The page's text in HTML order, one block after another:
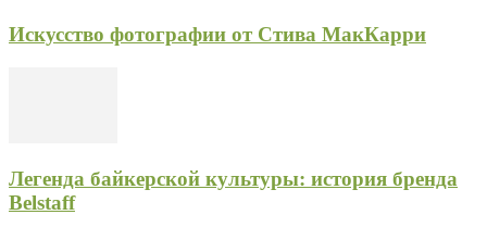
Искусство фотографии от Стива МакКарри
Легенда байкерской культуры: история бренда
Belstaff